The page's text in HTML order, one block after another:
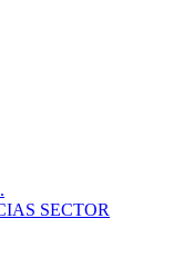
SECTOR